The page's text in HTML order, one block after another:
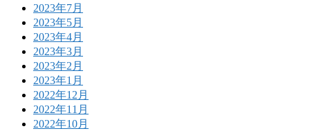
2023年7月
2023年5月
2023年4月
2023年3月
2023年2月
2023年1月
2022年12月
2022年11月
2022年10月